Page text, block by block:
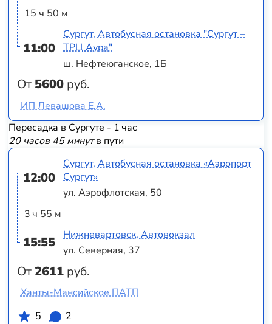
15 ч 50 м
11:00
От 5600 руб.
Сургут, Автобусная остановка "Сургут –
ТРЦ Аура"
ш. Нефтеюганское, 1Б
ИП Левашова Е.А.
Пересадка в Сургуте - 1 час
20 часов 45 минутв пути
12:00
3 ч 55 м
15:55
От2611 руб.
Сургут, Автобусная остановка «Аэропорт
Сургут»
ул. Аэрофлотская, 50
Нижневартовск, Автовокзал
ул. Северная, 37
Ханты-Мансийское ПАТП
5
2